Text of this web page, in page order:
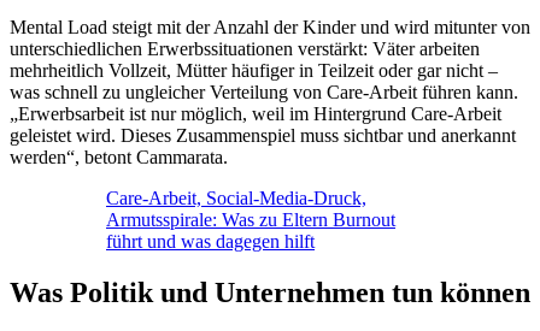
Mental Load steigt mit der Anzahl der Kinder und wird mitunter von
unterschiedlichen Erwerbssituationen verstärkt: Väter arbeiten
mehrheitlich Vollzeit, Mütter häufiger in Teilzeit oder gar nicht –
was schnell zu ungleicher Verteilung von Care-Arbeit führen kann.
„Erwerbsarbeit ist nur möglich, weil im Hintergrund Care-Arbeit
geleistet wird. Dieses Zusammenspiel muss sichtbar und anerkannt
werden“, betont Cammarata.
Care-Arbeit, Social-Media-Druck,
Armutsspirale: Was zu Eltern Burnout
führt und was dagegen hilft
Was Politik und Unternehmen tun können